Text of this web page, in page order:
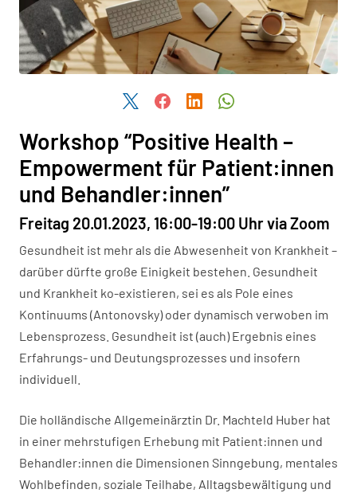
Share this article on Twitter
Share this article on Facebook
Share this article on
Workshop “Positive Health –
Empowerment für Patient:innen
und Behandler:innen”
Freitag 20.01.2023, 16:00-19:00 Uhr via Zoom
Gesundheit ist mehr als die Abwesenheit von Krankheit –
darüber dürfte große Einigkeit bestehen. Gesundheit
und Krankheit ko-existieren, sei es als Pole eines
Kontinuums (Antonovsky) oder dynamisch verwoben im
Lebensprozess. Gesundheit ist (auch) Ergebnis eines
Erfahrungs- und Deutungsprozesses und insofern
individuell.
Die holländische Allgemeinärztin Dr. Machteld Huber hat
in einer mehrstufigen Erhebung mit Patient:innen und
Behandler:innen die Dimensionen Sinngebung, mentales
Wohlbefinden, soziale Teilhabe, Alltagsbewältigung und